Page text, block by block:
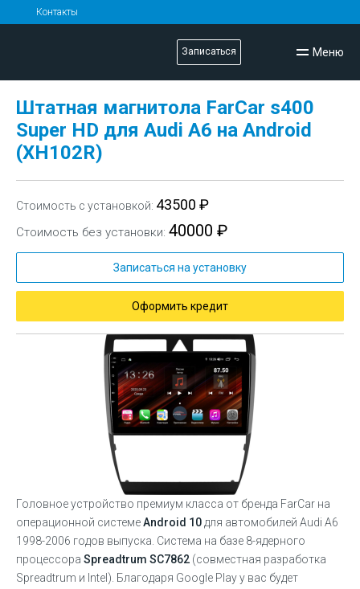
Контакты
Записаться Меню
Штатная магнитола FarCar s400
Super HD для Audi A6 на Android
(XH102R)
Стоимость с установкой: 43500 ₽
Стоимость без установки: 40000 ₽
Записаться на установку
Оформить кредит
Головное устройство премиум класса от бренда FarCar на
операционной системеAndroid 10 для автомобилей Audi A6
1998-2006 годов выпуска. Система на базе 8-ядерного
процессора Spreadtrum SC7862 (совместная разработка
Spreadtrum и Intel). Благодаря Google Play у вас будет